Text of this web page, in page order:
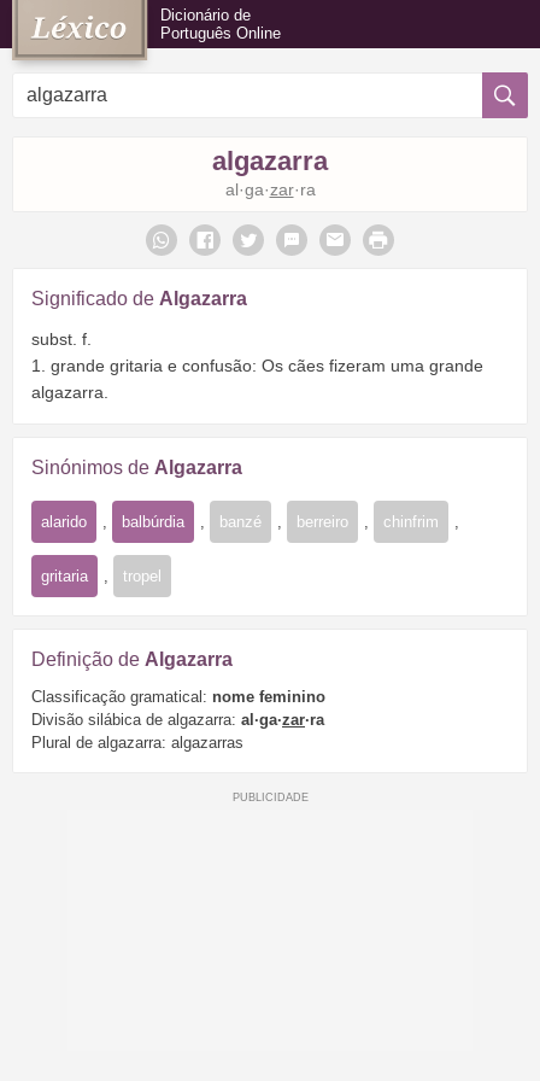
Dicionário de
Português Online
algazarra
al·ga·zar·ra
Significado de Algazarra
subst. f.
1. grande gritaria e confusão: Os cães fizeram uma grande
algazarra.
Sinónimos de Algazarra
alarido balbúrdia banzé berreiro chinfrim
gritaria tropel
Definição de Algazarra
Classificação gramatical: nome feminino
Divisão silábica de algazarra: al·ga·zar·ra
Plural de algazarra: algazarras